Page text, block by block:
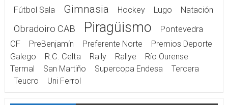
Fútbol Sala Gimnasia Hockey Lugo Natación
Obradoiro CAB Piragüismo
Pontevedra
CF
PreBenjamín Preferente Norte
Premios Deporte
Galego
R.C. Celta Rally Rallye
Río Ourense
Termal
San Martiño Supercopa Endesa
Tercera
Teucro
Uni Ferrol